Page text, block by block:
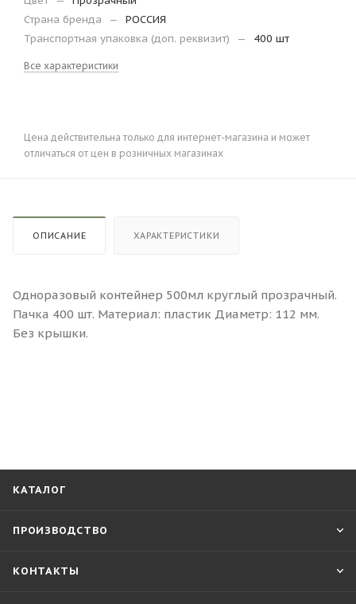
Страна бренда
—
РОССИЯ
Транспортная упаковка (доп. реквизит)
— 400 шт
Все характеристики
Цена действительна только для интернет-магазина и может
отличаться от цен в розничных магазинах
ОПИСАНИЕ ХАРАКТЕРИСТИКИ
Одноразовый контейнер 500мл круглый прозрачный.
Пачка 400 шт. Материал: пластик Диаметр: 112 мм.
Без крышки.
КАТАЛОГ
ПРОИЗВОДСТВО
КОНТАКТЫ